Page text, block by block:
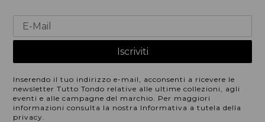
Inserendo il tuo indirizzo e-mail, acconsenti a ricevere le
newsletter Tutto Tondo relative alle ultime collezioni, agli
eventi e alle campagne del marchio. Per maggiori
informazioni consulta la nostra Informativa a tutela della
privacy.